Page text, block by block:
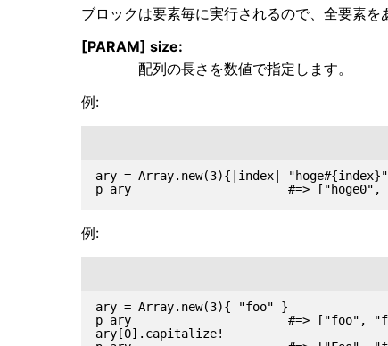
ブロックは要素毎に実行されるので、全要素を
[PARAM] size:
配列の長さを数値で指定します。
例:
ary = Array.new(3){|index|
例:
ary = Array.new(3){ "foo" }
p ary                      #=> ["foo",
ary[0].capitalize!